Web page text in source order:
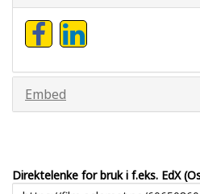
Embed
Direktelenke for bruk i f.eks. EdX